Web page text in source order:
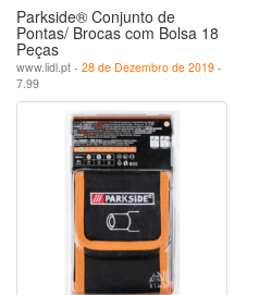
Parkside® Conjunto de
Pontas/ Brocas com Bolsa 18
Peças
www.lidl.pt - 28 de Dezembro de 2019 -
7.99